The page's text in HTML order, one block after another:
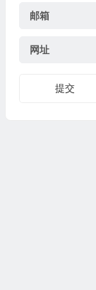
邮箱
网址
提交